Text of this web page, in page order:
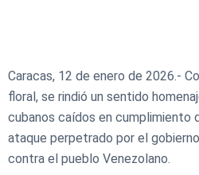
Caracas, 12 de enero de 2026.-
floral, se rindió un sentido
cubanos caídos en cumplimiento
ataque perpetrado por el
contra el pueblo Venezolano.